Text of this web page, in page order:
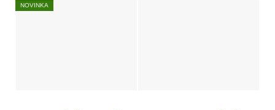
NOVINKA